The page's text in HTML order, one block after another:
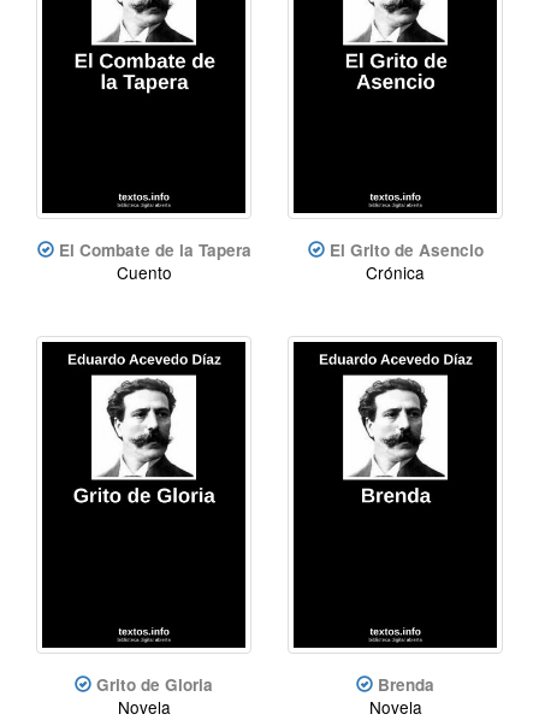
El Combate de la Tapera
Cuento
El Grito de Asencio
Crónica
Grito de Gloria
Novela
Brenda
Novela